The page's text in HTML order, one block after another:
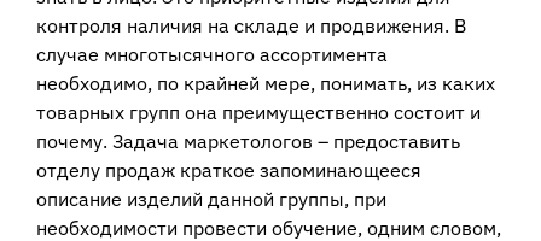
контроля наличия на складе и продвижения. В
случае многотысячного ассортимента
необходимо, по крайней мере, понимать, из каких
товарных групп она преимущественно состоит и
почему. Задача маркетологов – предоставить
отделу продаж краткое запоминающееся
описание изделий данной группы, при
необходимости провести обучение, одним словом,